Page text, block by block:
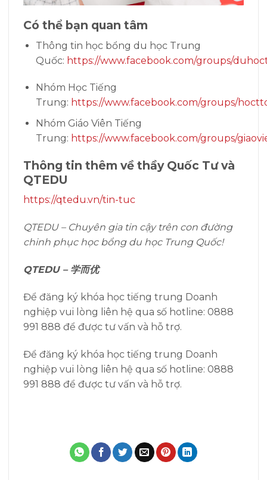
Có thể bạn quan tâm
Thông tin học bổng du học Trung
Quốc: https://www.facebook.com/groups/
Nhóm Học Tiếng
Trung: https://www.facebook.com/groups/
Nhóm Giáo Viên Tiếng
Trung: https://www.facebook.com/groups/
Thông tin thêm về thầy Quốc Tư và
QTEDU
https://qtedu.vn/tin-tuc
QTEDU – Chuyên gia tin cậy trên con đường
chinh phục học bổng du học Trung Quốc!
QTEDU – 学而优
Để đăng ký khóa học tiếng trung Doanh
nghiệp vui lòng liên hệ qua số hotline: 0888
991 888 để được tư vấn và hỗ trợ.
Để đăng ký khóa học tiếng trung Doanh
nghiệp vui lòng liên hệ qua số hotline: 0888
991 888 để được tư vấn và hỗ trợ.